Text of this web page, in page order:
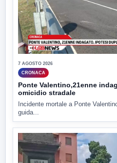
7 AGOSTO 2026
CRONACA
Ponte Valentino,21enne
omicidio stradale
Incidente mortale a Ponte
guida...